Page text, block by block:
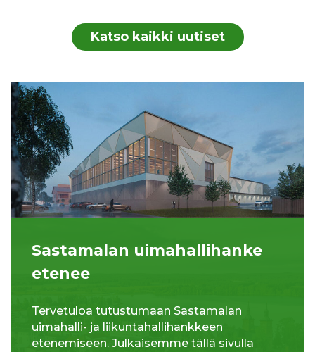
Katso kaikki uutiset
Sastamalan uimahallihanke
etenee
Tervetuloa tutustumaan Sastamalan
uimahalli- ja liikuntahallihankkeen
etenemiseen. Julkaisemme tällä sivulla